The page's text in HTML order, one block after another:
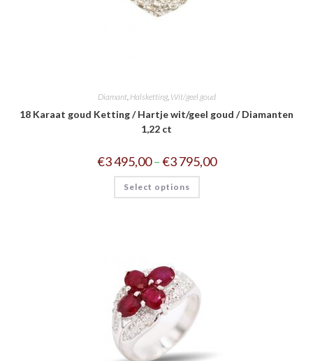
Diamant, Halsketting, Wit/geel goud
18 Karaat goud Ketting / Hartje wit/geel goud / Diamanten
1,22 ct
€3 495,00 –€3 795,00
Select options